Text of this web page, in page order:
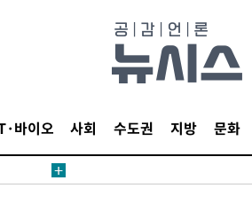
바이오 사회 수도권 지방 문화